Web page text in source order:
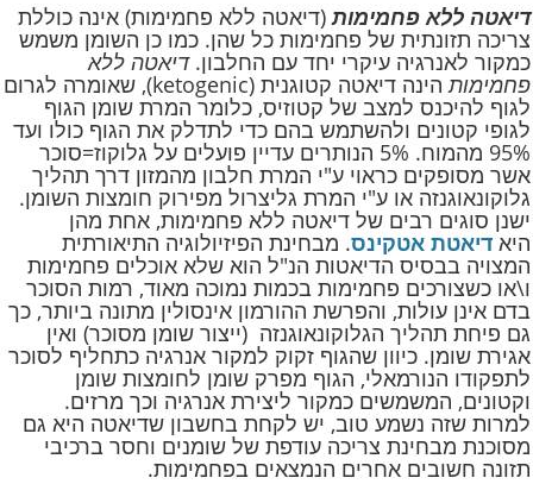
דיאטה ללא פחמימות (דיאטה ללא פחמימות) אינה כוללת
צריכה תזונתית של פחמימות כל שהן. כמו כן השומן משמש
כמקור לאנרגיה עיקרי יחד עם החלבון.דיאטה ללא
פחמימות הינה דיאטה קטוגנית (ketogenic), שאומרה לגרום
לגוף להיכנס למצב של קטוזיס, כלומר המרת שומן הגוף
לגופי קטונים ולהשתמש בהם כדי לתדלק את הגוף כולו ועד
95% מהמוח. 5% הנותרים עדיין פועלים על גלוקוז=סוכר
אשר מסופקים כראוי ע"י המרת חלבון מהמזון דרך תהליך
גלוקונאוגנזה או ע"י המרת גליצרול מפירוק חומצות השומן.
ישנן סוגים רבים של דיאטה ללא פחמימות, אחת מהן
היא דיאטת אטקינס. מבחינת הפיזיולוגיה התיאורתית
המצויה בבסיס הדיאטות הנ"ל הוא שלא אוכלים פחמימות
ו\או כשצורכים פחמימות בכמות נמוכה מאוד, רמות הסוכר
בדם אינן עולות, והפרשת ההורמון אינסולין מתונה ביותר, כך
גם פיחת תהליך הגלוקונאוגנזה (ייצור שומן מסוכר) ואין
אגירת שומן. כיוון שהגוף זקוק למקור אנרגיה כתחליף לסוכר
לתפקודו הנורמאלי, הגוף מפרק שומן לחומצות שומן
וקטונים, המשמשים כמקור ליצירת אנרגיה וכך מרזים.
למרות שזה נשמע טוב, יש לקחת בחשבון שדיאטה היא גם
מסוכנת מבחינת צריכה עודפת של שומנים וחסר ברכיבי
תזונה חשובים אחרים הנמצאים בפחמימות.